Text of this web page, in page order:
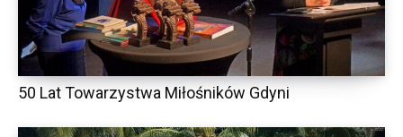
50 Lat Towarzystwa Miłośników Gdyni